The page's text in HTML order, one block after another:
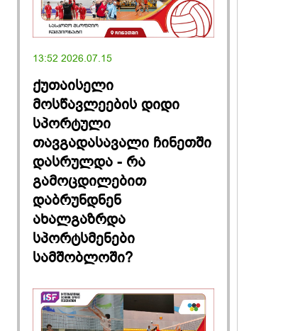
13:52 2026.07.15
ქუთაისელი
მოსწავლეების დიდი
სპორტული
თავგადასავალი ჩინეთში
დასრულდა - რა
გამოცდილებით
დაბრუნდნენ
ახალგაზრდა
სპორტსმენები
სამშობლოში?